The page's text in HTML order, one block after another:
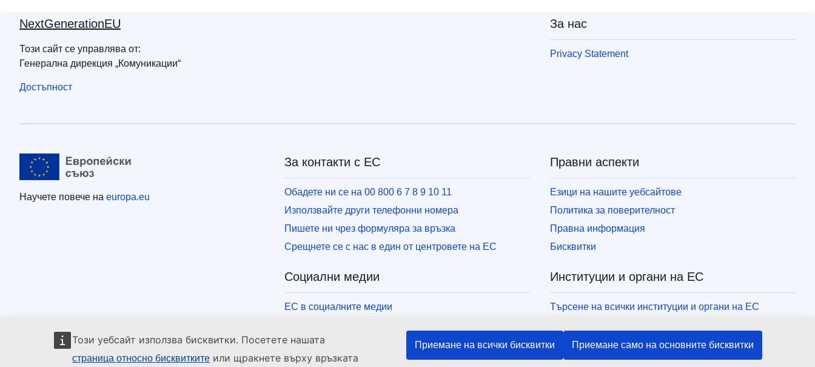
Този уебсайт използва бисквитки. Посетете нашата
страница относно бисквитките или щракнете върху връзката
Приемане на всички бисквитки Приемане само на основните бисквитки
NextGenerationEU
Този сайт се управлява от:
Генерална дирекция „Комуникации“
Достъпност
За нас
Privacy Statement
Научете повече на europa.eu
За контакти с ЕС
Обадете ни се на 00 800 6 7 8 9 10 11
Използвайте други телефонни номера
Пишете ни чрез формуляра за връзка
Срещнете се с нас в един от центровете на ЕС
Социални медии
ЕС в социалните медии
Правни аспекти
Езици на нашите уебсайтове
Политика за поверителност
Правна информация
Бисквитки
Институции и органи на ЕС
Търсене на всички институции и органи на ЕС